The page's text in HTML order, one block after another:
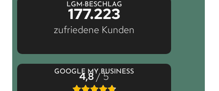
LGM-BESCHLAG
177.223
zufriedene Kunden
GOOGLE MY BUSINESS
4,8/ 5